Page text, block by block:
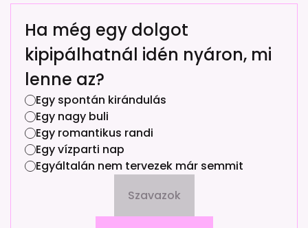
Ha még egy dolgot
kipipálhatnál idén nyáron, mi
lenne az?
Egy spontán kirándulás
Egy nagy buli
Egy romantikus randi
Egy vízparti nap
Egyáltalán nem tervezek már semmit
Szavazok